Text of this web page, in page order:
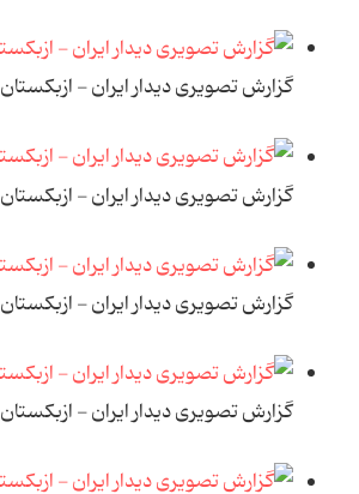
گزارش تصویری دیدار ایران - ازبکستان
گزارش تصویری دیدار ایران - ازبکستان
گزارش تصویری دیدار ایران - ازبکستان
گزارش تصویری دیدار ایران - ازبکستان